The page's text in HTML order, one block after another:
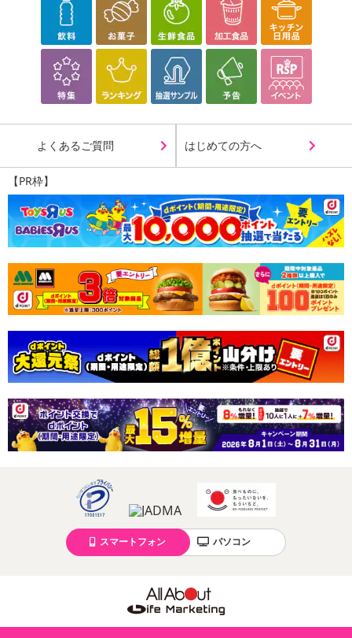
よくあるご質問 はじめての方へ
【PR枠】
スマートフォン パソコン